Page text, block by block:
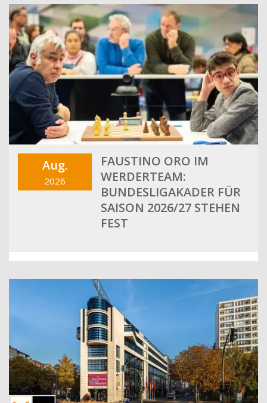
Aug.
2026
FAUSTINO ORO IM
WERDERTEAM:
BUNDESLIGAKADER FÜR
SAISON 2026/27 STEHEN
FEST